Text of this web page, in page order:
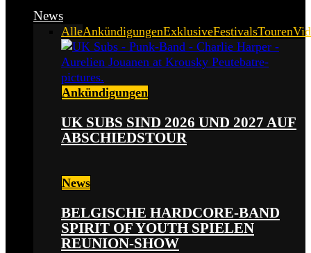
News
AlleAnkündigungenExklusiveFestivalsTouren
Ankündigungen
UK SUBS SIND 2026 UND 2027 AUF
ABSCHIEDSTOUR
News
BELGISCHE HARDCORE-BAND
SPIRIT OF YOUTH SPIELEN
REUNION-SHOW